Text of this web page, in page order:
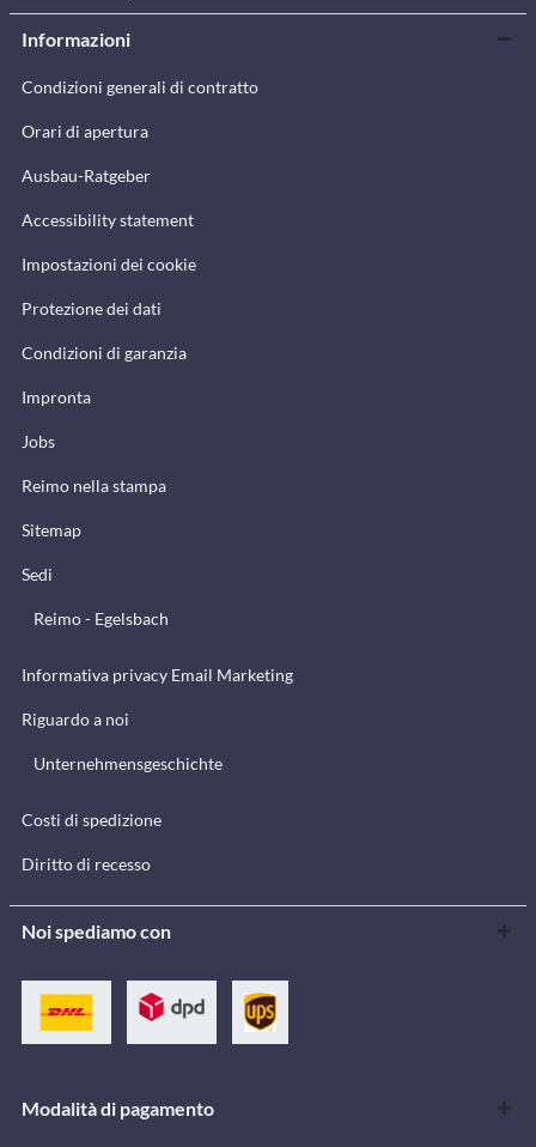
Informazioni
Condizioni generali di contratto
Orari di apertura
Ausbau-Ratgeber
Accessibility statement
Impostazioni dei cookie
Protezione dei dati
Condizioni di garanzia
Impronta
Jobs
Reimo nella stampa
Sitemap
Sedi
Reimo - Egelsbach
Informativa privacy Email Marketing
Riguardo a noi
Unternehmensgeschichte
Costi di spedizione
Diritto di recesso
Noi spediamo con
Modalità di pagamento